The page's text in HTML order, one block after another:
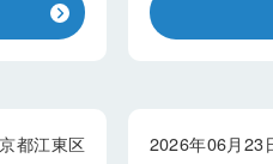
都江東区 2026年06月23